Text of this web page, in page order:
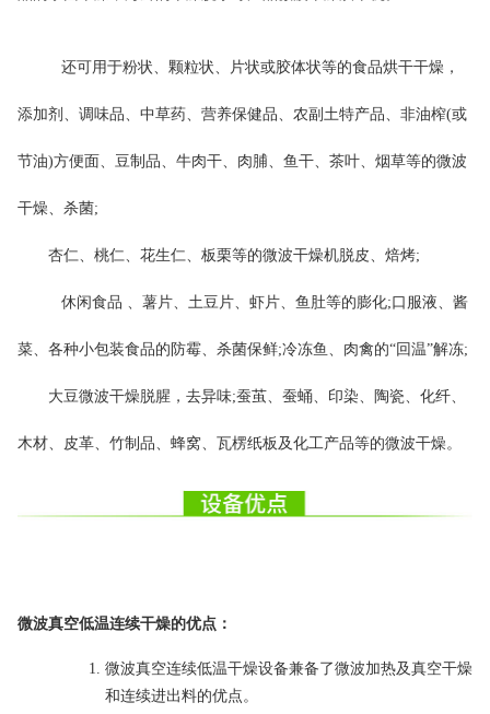
还可用于粉状、颗粒状、片状或胶体状等的食品烘干干燥，
添加剂、调味品、中草药、营养保健品、农副土特产品、非油榨(或
节油)方便面、豆制品、牛肉干、肉脯、鱼干、茶叶、烟草等的微波
干燥、杀菌;
杏仁、桃仁、花生仁、板栗等的微波干燥机脱皮、焙烤;
休闲食品 、薯片、土豆片、虾片、鱼肚等的膨化;口服液、酱
菜、各种小包装食品的防霉、杀菌保鲜;冷冻鱼、肉禽的“回温”解冻;
大豆微波干燥脱腥，去异味;蚕茧、蚕蛹、印染、陶瓷、化纤、
木材、皮革、竹制品、蜂窝、瓦楞纸板及化工产品等的微波干燥。
微波真空低温连续干燥的优点：
微波真空连续低温干燥设备兼备了微波加热及真空干燥
和连续进出料的优点。